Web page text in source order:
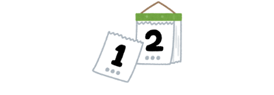
各種お問合せ・点検申し込み